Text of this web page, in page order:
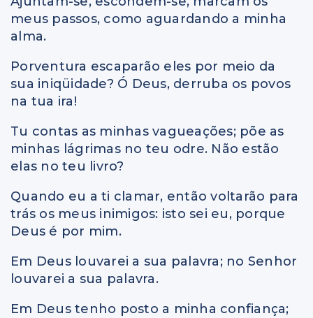
meus passos, como aguardando a minha
alma.
Porventura escaparão eles por meio da
sua iniqüidade? Ó Deus, derruba os povos
na tua ira!
Tu contas as minhas vagueações; põe as
minhas lágrimas no teu odre. Não estão
elas no teu livro?
Quando eu a ti clamar, então voltarão para
trás os meus inimigos: isto sei eu, porque
Deus é por mim.
Em Deus louvarei a sua palavra; no Senhor
louvarei a sua palavra.
Em Deus tenho posto a minha confiança;